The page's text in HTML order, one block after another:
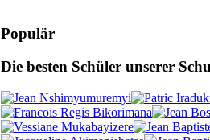
Populär
Die besten Schüler unserer